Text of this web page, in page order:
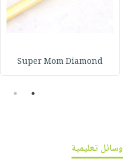
Super Mom Diamond
1
2
وسائل تعليمية